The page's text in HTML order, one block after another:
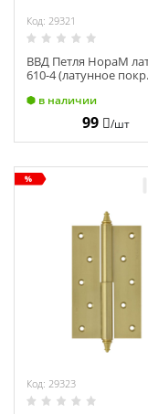
Код: 29321
ВВД Петля НораМ
610-4 (латунное
в наличии
99 /шт
Код: 29323